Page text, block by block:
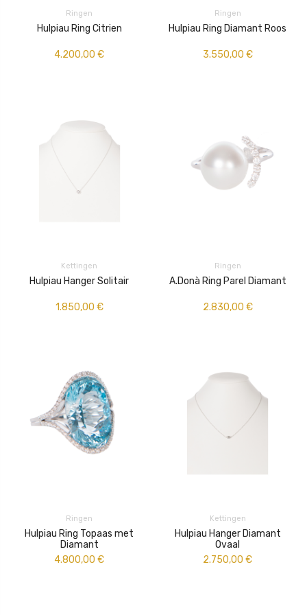
Ringen
Hulpiau Ring Citrien
4.200,00 €
Ringen
Hulpiau Ring Diamant Roos
3.550,00 €
Kettingen
Hulpiau Hanger Solitair
1.850,00 €
Ringen
A.Donà Ring Parel Diamant
2.830,00 €
Ringen
Hulpiau Ring Topaas met
Diamant
4.800,00 €
Kettingen
Hulpiau Hanger Diamant
Ovaal
2.750,00 €